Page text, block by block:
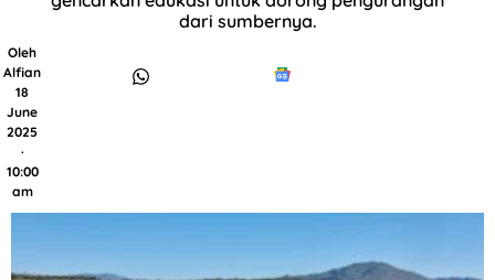
dari sumbernya.
Oleh
Alfian
18
June
2025
·
10:00
am